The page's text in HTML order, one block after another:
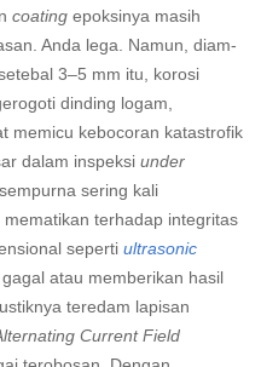
coating epoksinya masih
Anda lega. Namun, diam-
3–5 mm itu, korosi
dinding logam,
memicu kebocoran katastrofik
dalam inspeksi under
sering kali
terhadap integritas
seperti ultrasonic
atau memberikan hasil
teredam lapisan
Current Field